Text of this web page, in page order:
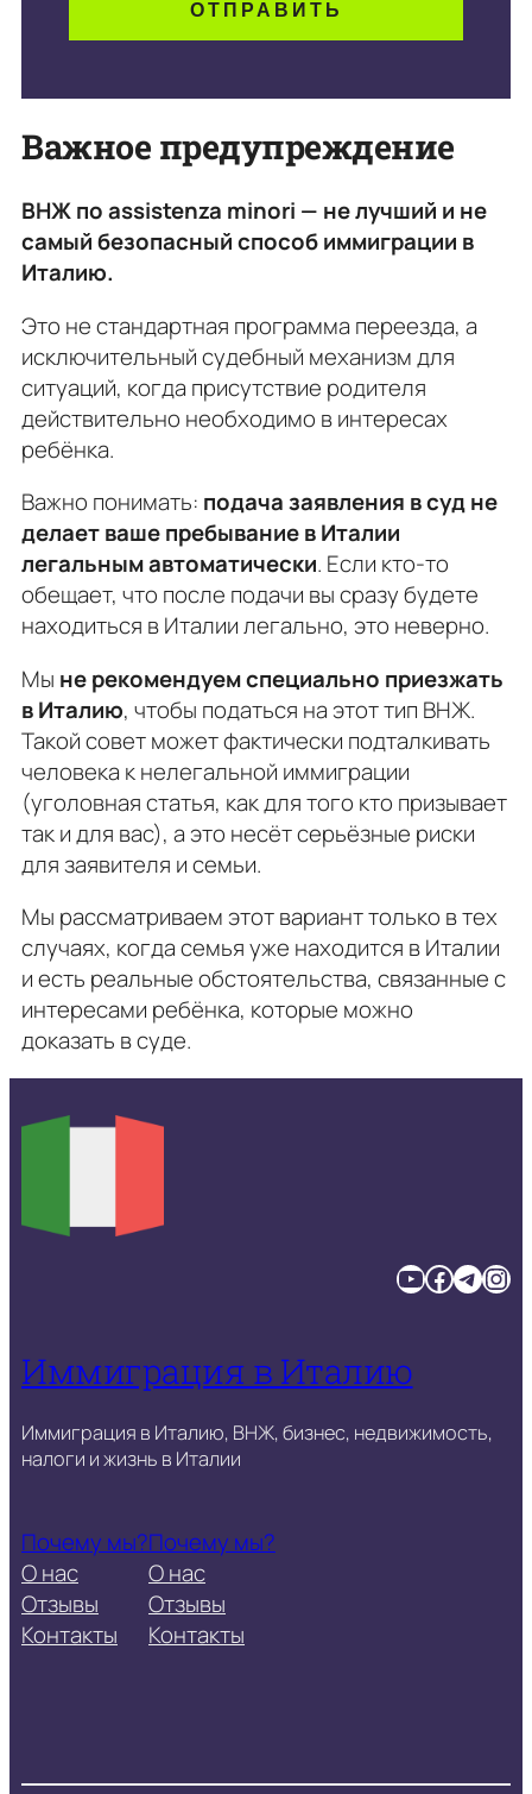
Важное предупреждение
ВНЖ по assistenza minori — не лучший и не
самый безопасный способ иммиграции в
Италию.
Это не стандартная программа переезда, а
исключительный судебный механизм для
ситуаций, когда присутствие родителя
действительно необходимо в интересах
ребёнка.
Важно понимать: подача заявления в суд не
делает ваше пребывание в Италии
легальным автоматически. Если кто-то
обещает, что после подачи вы сразу будете
находиться в Италии легально, это неверно.
Мы не рекомендуем специально приезжать
в Италию, чтобы податься на этот тип ВНЖ.
Такой совет может фактически подталкивать
человека к нелегальной иммиграции
(уголовная статья, как для того кто призывает
так и для вас), а это несёт серьёзные риски
для заявителя и семьи.
Мы рассматриваем этот вариант только в тех
случаях, когда семья уже находится в Италии
и есть реальные обстоятельства, связанные с
интересами ребёнка, которые можно
доказать в суде.
YouTube Facebook TelegramInstagram
Иммиграция в Италию
Иммиграция в Италию, ВНЖ, бизнес, недвижимость,
налоги и жизнь в Италии
Почему мы?
О нас
Отзывы
Контакты
Почему мы?
О нас
Отзывы
Контакты